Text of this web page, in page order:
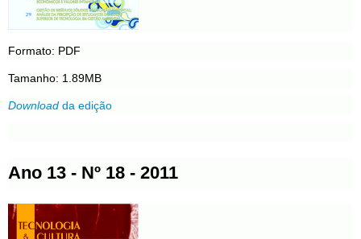
Formato: PDF
Tamanho: 1.89MB
Download da edição
Ano 13 - Nº 18 - 2011